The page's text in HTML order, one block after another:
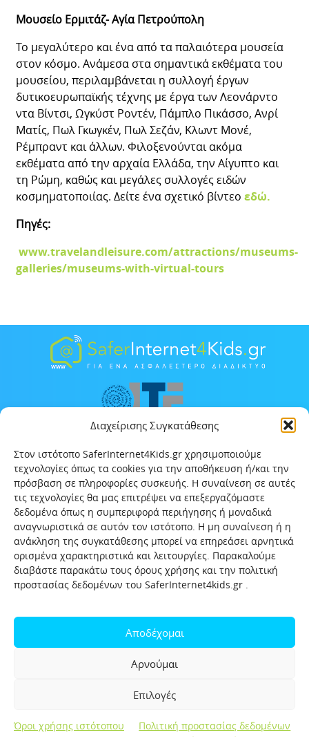
Διαχείρισης Συγκατάθεσης
Στον ιστότοπο SaferInternet4Kids.gr χρησιμοποιούμε
τεχνολογίες όπως τα cookies για την αποθήκευση ή/και την
πρόσβαση σε πληροφορίες συσκευής. Η συναίνεση σε αυτές
τις τεχνολογίες θα μας επιτρέψει να επεξεργαζόμαστε
δεδομένα όπως η συμπεριφορά περιήγησης ή μοναδικά
αναγνωριστικά σε αυτόν τον ιστότοπο. Η μη συναίνεση ή η
ανάκληση της συγκατάθεσης μπορεί να επηρεάσει αρνητικά
ορισμένα χαρακτηριστικά και λειτουργίες. Παρακαλούμε
διαβάστε παρακάτω τους όρους χρήσης και την πολιτική
προστασίας δεδομένων του SaferInternet4kids.gr .
Αποδέχομαι
Αρνούμαι
Επιλογές
Όροι χρήσης ιστότοπου Πολιτική προστασίας δεδομένων
Μουσείο Ερμιτάζ- Αγία Πετρούπολη
Το μεγαλύτερο και ένα από τα παλαιότερα μουσεία
στον κόσμο. Ανάμεσα στα σημαντικά εκθέματα του
μουσείου, περιλαμβάνεται η συλλογή έργων
δυτικοευρωπαϊκής τέχνης με έργα των Λεονάρντο
ντα Βίντσι, Ωγκύστ Ροντέν, Πάμπλο Πικάσσο, Ανρί
Ματίς, Πωλ Γκωγκέν, Πωλ Σεζάν, Κλωντ Μονέ,
Ρέμπραντ και άλλων. Φιλοξενούνται ακόμα
εκθέματα από την αρχαία Ελλάδα, την Αίγυπτο και
τη Ρώμη, καθώς και μεγάλες συλλογές ειδών
κοσμηματοποιίας. Δείτε ένα σχετικό βίντεοεδώ.
Πηγές:
www.travelandleisure.com/attractions/museums-
galleries/museums-with-virtual-tours
Πολιτική προστασίας δεδομένων
Πολιτική Προστασίας Παιδιών και Εφήβων
Όροι χρήσης
Help-Line
Σελίδα αναφορών για παιδιά